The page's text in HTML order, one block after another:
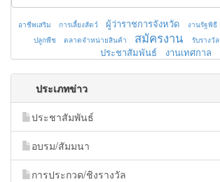
อาชีพเสริม การเลี้ยงสัตว์ ผู้ว่าราชการจังหวัด งานรัฐพิธี
ปลูกพืช
ตลาดจำหน่ายสินค้า สมัครงาน รับรางวัล
ประชาสัมพันธ์
งานเทศกาล
ประเภทข่าว
ประชาสัมพันธ์
อบรม/สัมมนา
การประกวด/ชิงรางวัล